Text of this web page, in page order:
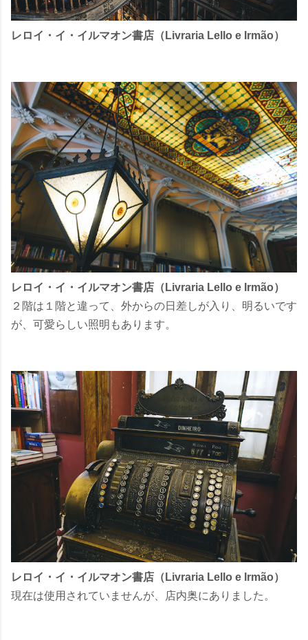
レロイ・イ・イルマオン書店（Livraria Lello e Irmão）
レロイ・イ・イルマオン書店（Livraria Lello e Irmão）
２階は１階と違って、外からの日差しが入り、明るいです
が、可愛らしい照明もあります。
レロイ・イ・イルマオン書店（Livraria Lello e Irmão）
現在は使用されていませんが、店内奥にありました。